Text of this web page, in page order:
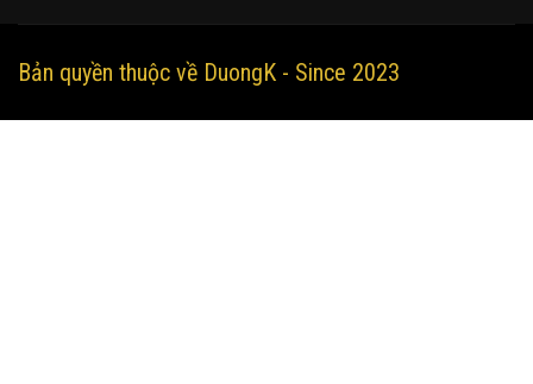
Bản quyền thuộc về DuongK - Since 2023